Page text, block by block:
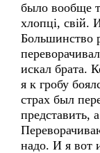
было вообще
хлопцi, свій.
Большинство
искал брата.
я к гробу
страх был
представить,
надо. И я вот